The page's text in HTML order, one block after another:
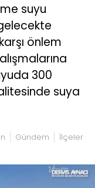
suyu
önlem
300
suya
Gündem İlçeler